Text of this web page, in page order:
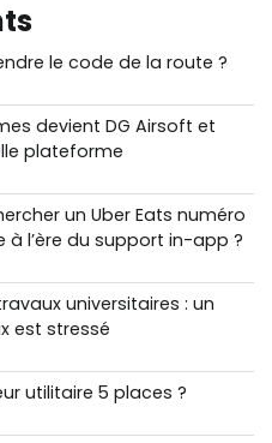
le code de la route ?
devient DG Airsoft et
plateforme
un Uber Eats numéro
à l’ère du support in-app ?
universitaires : un
est stressé
utilitaire 5 places ?